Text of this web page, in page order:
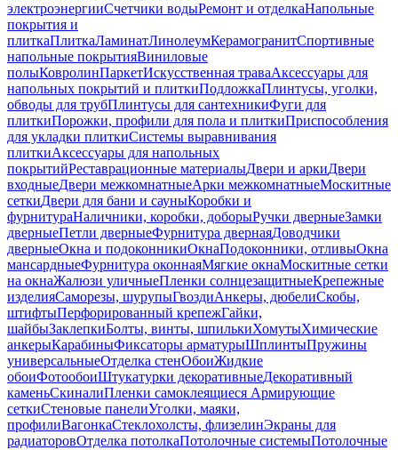
электроэнергииСчетчики водыРемонт и отделкаНапольные
покрытия и
плиткаПлиткаЛаминатЛинолеумКерамогранитСпортивные
напольные покрытияВиниловые
полыКовролинПаркетИскусственная траваАксессуары для
напольных покрытий и плиткиПодложкаПлинтусы, уголки,
обводы для трубПлинтусы для сантехникиФуги для
плиткиПорожки, профили для пола и плиткиПриспособления
для укладки плиткиСистемы выравнивания
плиткиАксессуары для напольных
покрытийРеставрационные материалыДвери и аркиДвери
входныеДвери межкомнатныеАрки межкомнатныеМоскитные
сеткиДвери для бани и сауныКоробки и
фурнитураНаличники, коробки, доборыРучки дверныеЗамки
дверныеПетли дверныеФурнитура двернаяДоводчики
дверныеОкна и подоконникиОкнаПодоконники, отливыОкна
мансардныеФурнитура оконнаяМягкие окнаМоскитные сетки
на окнаЖалюзи уличныеПленки солнцезащитныеКрепежные
изделияСаморезы, шурупыГвоздиАнкеры, дюбелиСкобы,
штифтыПерфорированный крепежГайки,
шайбыЗаклепкиБолты, винты, шпилькиХомутыХимические
анкерыКарабиныФиксаторы арматурыШплинтыПружины
универсальныеОтделка стенОбоиЖидкие
обоиФотообоиШтукатурки декоративныеДекоративный
каменьСкиналиПленки самоклеящиеся Армирующие
сеткиСтеновые панелиУголки, маяки,
профилиВагонкаСтеклохолсты, флизелинЭкраны для
радиаторовОтделка потолкаПотолочные системыПотолочные